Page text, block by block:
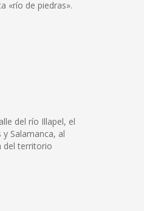
«río de piedras».
del río Illapel, el
Salamanca, al
del territorio